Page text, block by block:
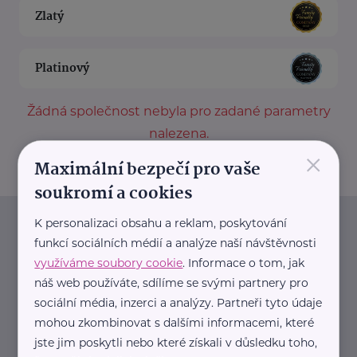
Zlatý
Platinový
Žádná společnost nebyla pro zadané parametry
nalezena.
Newsletter
Pravidelný přísun novinek, inspirace na každý den,
podpora pro rodiče i sdílení zkušeností. Takový je
Newsletter webu eMaminy.cz. Přihlaste se k jeho
odběru a čtěte o tématech, které vám pomohou
×
Maximální bezpečí pro vaše
soukromí a cookies
K personalizaci obsahu a reklam, poskytování
funkcí sociálních médií a analýze naší návštěvnosti
využíváme soubory cookie. Informace o tom, jak
náš web používáte, sdílíme se svými partnery pro
sociální média, inzerci a analýzy. Partneři tyto údaje
mohou zkombinovat s dalšími informacemi, které
jste jim poskytli nebo které získali v důsledku toho,